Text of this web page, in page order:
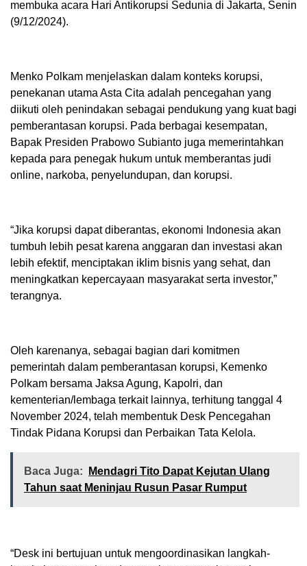
membuka acara Hari Antikorupsi Sedunia di Jakarta, Senin
(9/12/2024).
Menko Polkam menjelaskan dalam konteks korupsi,
penekanan utama Asta Cita adalah pencegahan yang
diikuti oleh penindakan sebagai pendukung yang kuat bagi
pemberantasan korupsi. Pada berbagai kesempatan,
Bapak Presiden Prabowo Subianto juga memerintahkan
kepada para penegak hukum untuk memberantas judi
online, narkoba, penyelundupan, dan korupsi.
“Jika korupsi dapat diberantas, ekonomi Indonesia akan
tumbuh lebih pesat karena anggaran dan investasi akan
lebih efektif, menciptakan iklim bisnis yang sehat, dan
meningkatkan kepercayaan masyarakat serta investor,”
terangnya.
Oleh karenanya, sebagai bagian dari komitmen
pemerintah dalam pemberantasan korupsi, Kemenko
Polkam bersama Jaksa Agung, Kapolri, dan
kementerian/lembaga terkait lainnya, terhitung tanggal 4
November 2024, telah membentuk Desk Pencegahan
Tindak Pidana Korupsi dan Perbaikan Tata Kelola.
Baca Juga:
Mendagri Tito Dapat Kejutan Ulang
Tahun saat Meninjau Rusun Pasar Rumput
“Desk ini bertujuan untuk mengoordinasikan langkah-